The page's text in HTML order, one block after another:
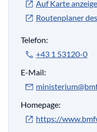
Auf Karte
Routenplaner
Telefon:
+43 1 53120-0
E-Mail:
Homepage:
https://